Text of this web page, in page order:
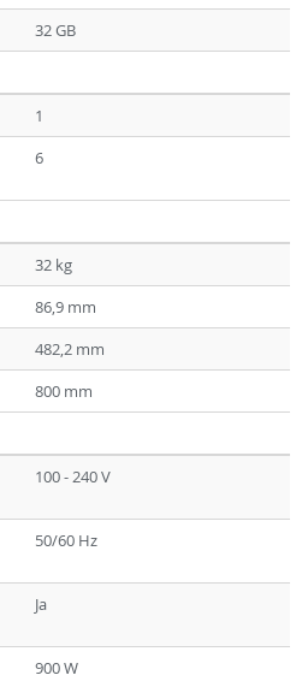
32 GB
1
6
32 kg
86,9 mm
482,2 mm
800 mm
100 - 240 V
50/60 Hz
Ja
900 W